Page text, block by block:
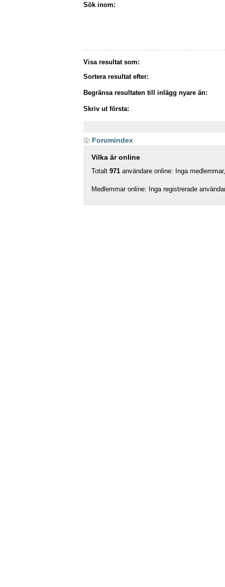
Sök inom:
Visa resultat som:
Sortera resultat efter:
Begränsa resultaten till inlägg nyare än:
Skriv ut första:
Forumindex
Vilka är online
Totalt 971 användare online: Inga
Medlemmar online: Inga registrerade